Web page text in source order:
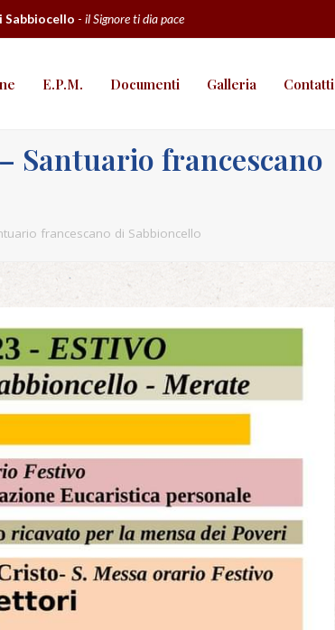
Sabbiocello - il Signore ti dia pace
E.P.M. Documenti Galleria Contatti
Santuario francescano
francescano di Sabbioncello